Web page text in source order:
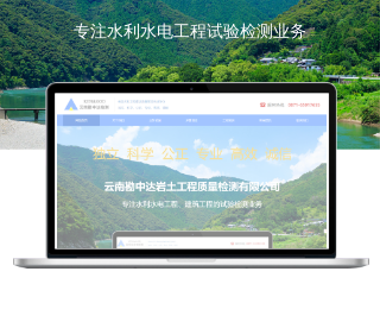
v
i
g
a
t
i
o
专注水利水电工程试验检测业务